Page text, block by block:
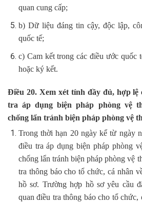
quan cung cấp;
b) Dữ liệu đáng tin cậy, độc lập,
quốc tế;
c) Cam kết trong các điều ước quốc
hoặc ký kết.
Điều 20. Xem xét tính đầy đủ, hợp lệ
tra áp dụng biện pháp phòng vệ
chống lẩn tránh biện pháp phòng vệ
Trong thời hạn 20 ngày kể từ ngày
điều tra áp dụng biện pháp phòng
chống lẩn tránh biện pháp phòng vệ
tra thông báo cho tổ chức, cá nhân
hồ sơ. Trường hợp hồ sơ yêu cầu
quan điều tra thông báo cho tổ chức,